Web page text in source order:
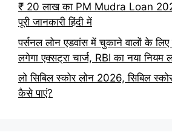
₹ 20 लाख का PM Mudra Loan
पूरी जानकारी हिंदी में
पर्सनल लोन एडवांस में चुकाने वालों के
लगेगा एक्सट्रा चार्ज, RBI का नया नियम
लो सिबिल स्कोर लोन 2026, सिबिल
कैसे पाएं?